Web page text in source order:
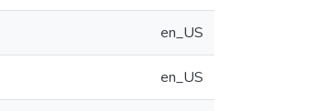
en_US
en_US